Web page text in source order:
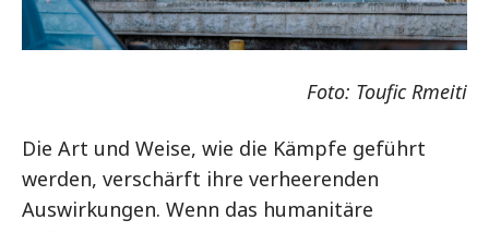
Foto: Toufic Rmeiti
Die Art und Weise, wie die Kämpfe geführt
werden, verschärft ihre verheerenden
Auswirkungen. Wenn das humanitäre